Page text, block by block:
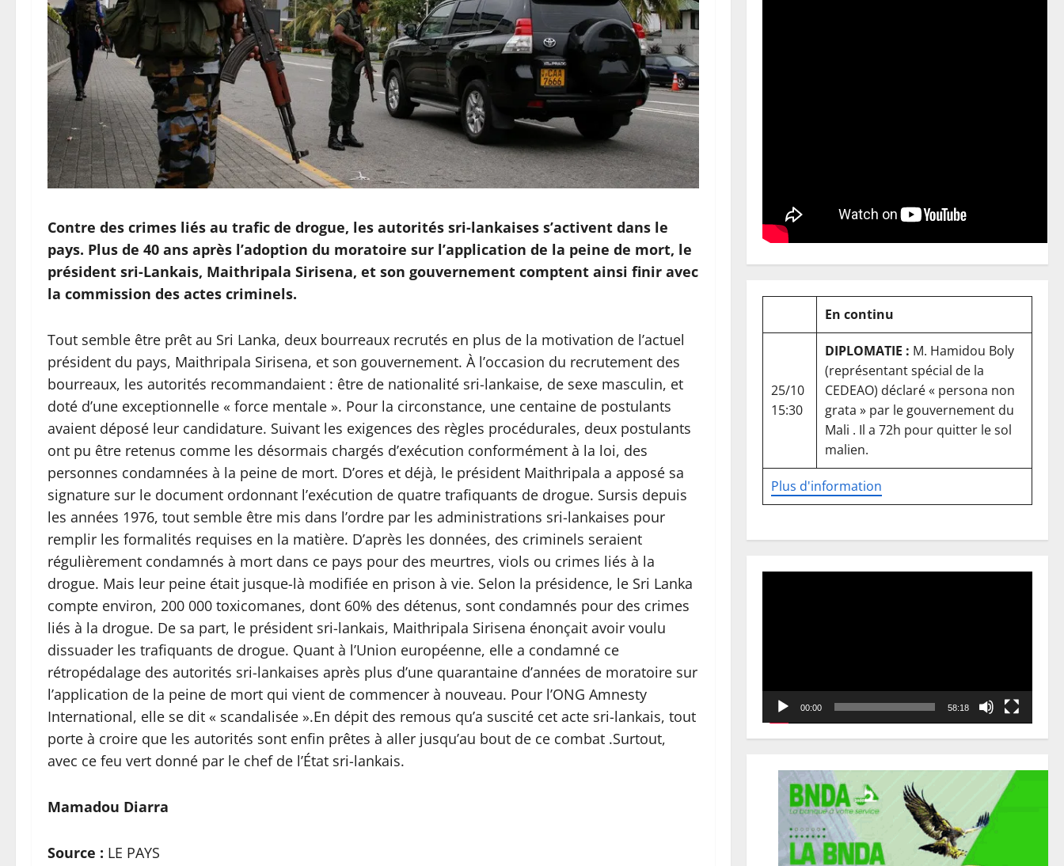
Contre des crimes liés au trafic de drogue, les autorités sri-lankaises s’activent dans le
pays. Plus de 40 ans après l’adoption du moratoire sur l’application de la peine de mort, le
président sri-Lankais, Maithripala Sirisena, et son gouvernement comptent ainsi finir avec
la commission des actes criminels.
Tout semble être prêt au Sri Lanka, deux bourreaux recrutés en plus de la motivation de l’actuel
président du pays, Maithripala Sirisena, et son gouvernement. À l’occasion du recrutement des
bourreaux, les autorités recommandaient : être de nationalité sri-lankaise, de sexe masculin, et
doté d’une exceptionnelle « force mentale ». Pour la circonstance, une centaine de postulants
avaient déposé leur candidature. Suivant les exigences des règles procédurales, deux postulants
ont pu être retenus comme les désormais chargés d’exécution conformément à la loi, des
personnes condamnées à la peine de mort. D’ores et déjà, le président Maithripala a apposé sa
signature sur le document ordonnant l’exécution de quatre trafiquants de drogue. Sursis depuis
les années 1976, tout semble être mis dans l’ordre par les administrations sri-lankaises pour
remplir les formalités requises en la matière. D’après les données, des criminels seraient
régulièrement condamnés à mort dans ce pays pour des meurtres, viols ou crimes liés à la
drogue. Mais leur peine était jusque-là modifiée en prison à vie. Selon la présidence, le Sri Lanka
compte environ, 200 000 toxicomanes, dont 60% des détenus, sont condamnés pour des crimes
liés à la drogue. De sa part, le président sri-lankais, Maithripala Sirisena énonçait avoir voulu
dissuader les trafiquants de drogue. Quant à l’Union européenne, elle a condamné ce
rétropédalage des autorités sri-lankaises après plus d’une quarantaine d’années de moratoire sur
l’application de la peine de mort qui vient de commencer à nouveau. Pour l’ONG Amnesty
International, elle se dit « scandalisée ».En dépit des remous qu’a suscité cet acte sri-lankais, tout
porte à croire que les autorités sont enfin prêtes à aller jusqu’au bout de ce combat .Surtout,
avec ce feu vert donné par le chef de l’État sri-lankais.
Mamadou Diarra
Source : LE PAYS
En continu
Plus d'information
25/10
15:30
DIPLOMATIE : M. Hamidou Boly
(représentant spécial de la
CEDEAO) déclaré « persona non
grata » par le gouvernement du
Mali . Il a 72h pour quitter le sol
malien.
00:00 58:18